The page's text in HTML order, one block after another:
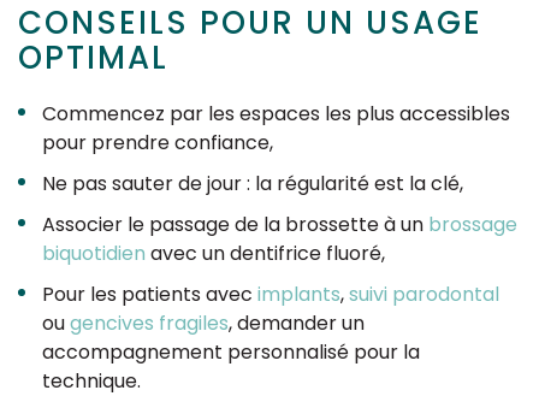
CONSEILS POUR UN USAGE
OPTIMAL
Commencez par les espaces les plus accessibles
pour prendre confiance,
Ne pas sauter de jour : la régularité est la clé,
Associer le passage de la brossette à un brossage
biquotidien avec un dentifrice fluoré,
Pour les patients avec implants,suivi parodontal
ougencives fragiles, demander un
accompagnement personnalisé pour la
technique.